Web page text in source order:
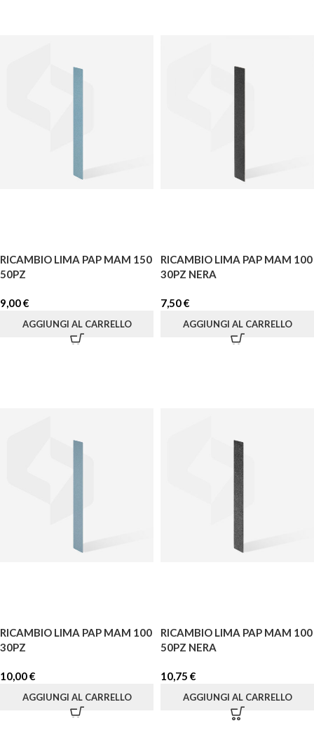
RICAMBIO LIMA PAP MAM 150
50PZ
9,00€
AGGIUNGI AL CARRELLO
RICAMBIO LIMA PAP MAM 100
30PZ NERA
7,50€
AGGIUNGI AL CARRELLO
RICAMBIO LIMA PAP MAM 100
30PZ
10,00€
AGGIUNGI AL CARRELLO
RICAMBIO LIMA PAP MAM 100
50PZ NERA
10,75 €
AGGIUNGI AL CARRELLO